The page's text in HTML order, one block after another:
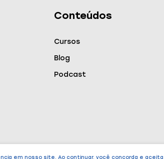
em nosso site. Ao continuar, você concorda e
Conteúdos
Cursos
Blog
Podcast